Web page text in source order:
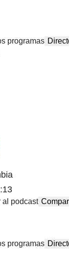
programas
al podcast
programas